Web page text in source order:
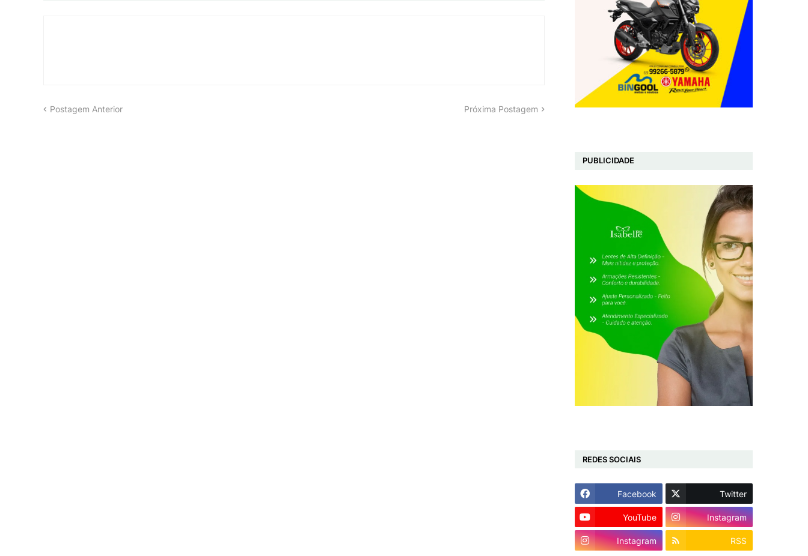
Postagem Anterior Próxima Postagem
PUBLICIDADE
REDES SOCIAIS
Facebook Twitter
YouTube Instagram
Instagram RSS